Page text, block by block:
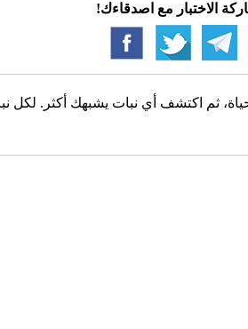
الاختبار مع اصدقاءك!
ثم اكتشف أي نبات يشبهك أكثر.